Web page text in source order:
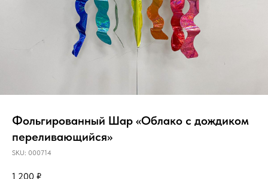
Фольгированный Шар «Облако с дождиком
переливающийся»
SKU: 000714
1 200 ₽